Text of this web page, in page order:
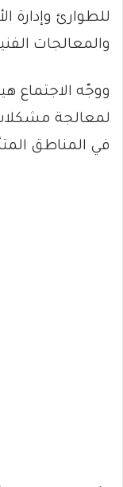
للطوارئ وإدارة
والمعالجات
ووجّه الاجتماع
لمعالجة
في المناطق